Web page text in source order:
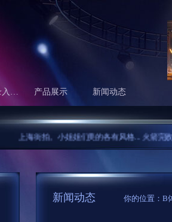
B体育登录入口APP下载介绍 产品展示 新闻动态
上海街拍。小姐姐们美的各有风格... 火箭完败掘金!
新闻动态 你的位置： B